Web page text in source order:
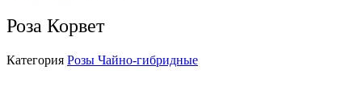
Роза Корвет
Категория Розы Чайно-гибридные